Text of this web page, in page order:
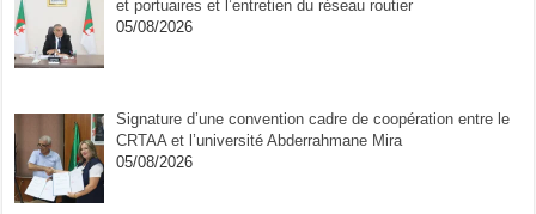
et portuaires et l’entretien du réseau routier
05/08/2026
Signature d’une convention cadre de coopération entre le
CRTAA et l’université Abderrahmane Mira
05/08/2026